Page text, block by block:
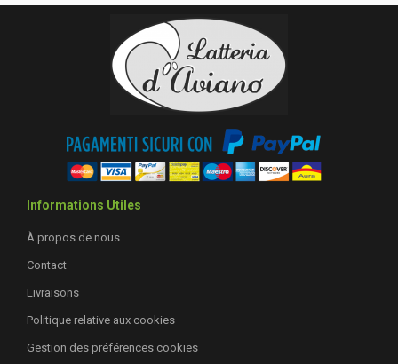
Informations Utiles
À propos de nous
Contact
Livraisons
Politique relative aux cookies
Gestion des préférences cookies